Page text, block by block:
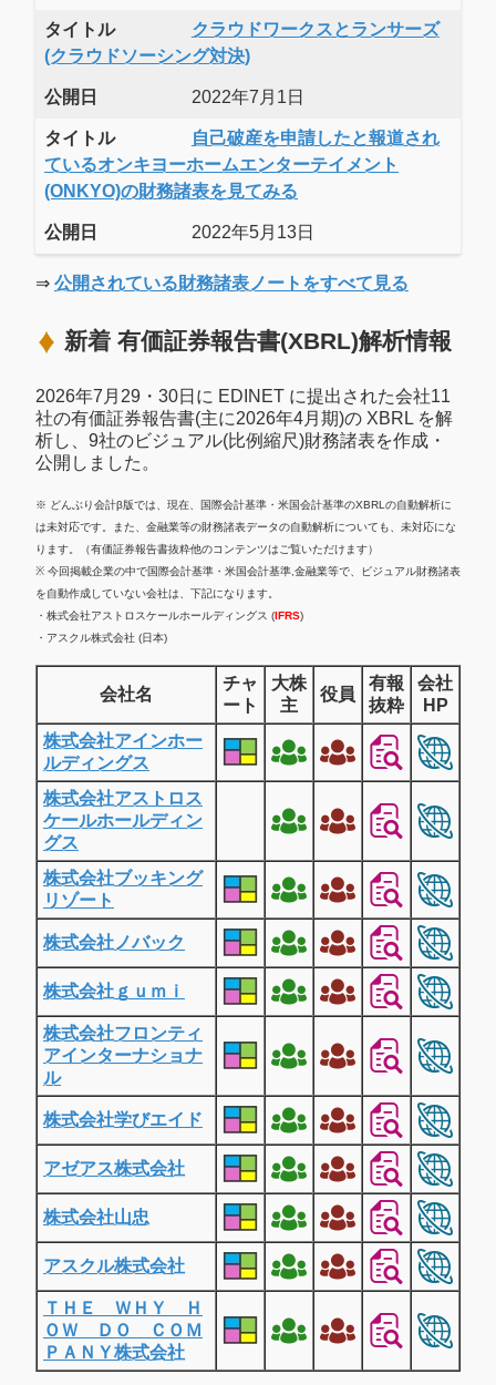
タイトル
クラウドワークスとランサーズ
(クラウドソーシング対決)
公開日 2022年7月1日
タイトル
自己破産を申請したと報道され
ているオンキヨーホームエンターテイメント
(ONKYO)の財務諸表を見てみる
公開日 2022年5月13日
⇒ 公開されている財務諸表ノートをすべて見る
新着 有価証券報告書(XBRL)解析情報
2026年7月29・30日に EDINET に提出された会社11
社の有価証券報告書(主に2026年4月期)の XBRL を解
析し、9社のビジュアル(比例縮尺)財務諸表を作成・
公開しました。
※ どんぶり会計β版では、現在、国際会計基準・米国会計基準のXBRLの自動解析に
は未対応です。また、金融業等の財務諸表データの自動解析についても、未対応にな
ります。（有価証券報告書抜粋他のコンテンツはご覧いただけます）
※ 今回掲載企業の中で国際会計基準・米国会計基準,金融業等で、ビジュアル財務諸表
を自動作成していない会社は、下記になります。
・株式会社アストロスケールホールディングス (IFRS)
・アスクル株式会社 (日本)
会社名
チャ
ート
大株
主
役員
有報
抜粋
会社
HP
株式会社アインホー
ルディングス
株式会社アストロス
ケールホールディン
グス
株式会社ブッキング
リゾート
株式会社ノバック
株式会社ｇｕｍｉ
株式会社フロンティ
アインターナショナ
ル
株式会社学びエイド
アゼアス株式会社
株式会社山忠
アスクル株式会社
ＴＨＥ ＷＨＹ Ｈ
ＯＷ ＤＯ ＣＯＭ
ＰＡＮＹ株式会社